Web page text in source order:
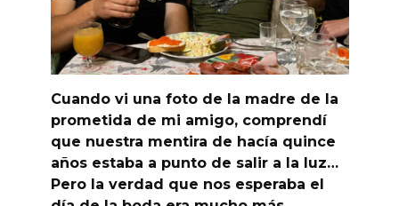
Cuando vi una foto de la madre de la
prometida de mi amigo, comprendí
que nuestra mentira de hacía quince
años estaba a punto de salir a la luz…
Pero la verdad que nos esperaba el